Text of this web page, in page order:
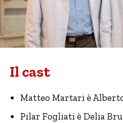
Il cast
Matteo Martari è
Pilar Fogliati è Delia